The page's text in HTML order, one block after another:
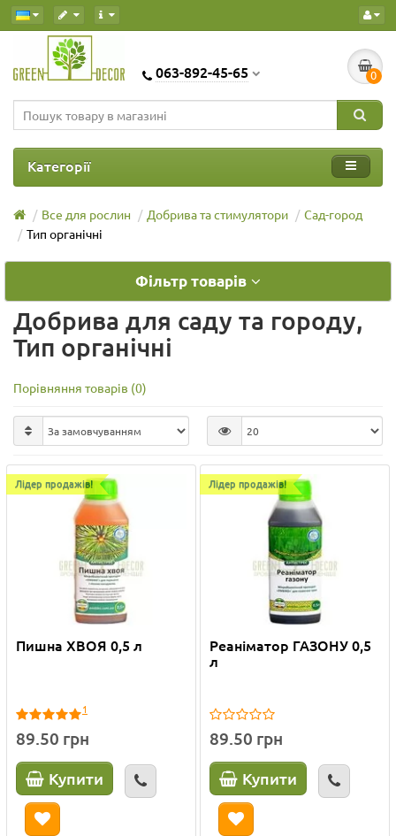
063-892-45-65 0
Категорії
Все для рослин Добрива та стимулятори
Сад-город
Тип органічні
Фільтр товарів
Добрива для саду та городу,
Тип органічні
Порівняння товарів (0)
Лідер продажів!
Пишна ХВОЯ 0,5 л
1
89.50 грн
Купити
Лідер продажів!
Реаніматор ГАЗОНУ 0,5
л
89.50 грн
Купити